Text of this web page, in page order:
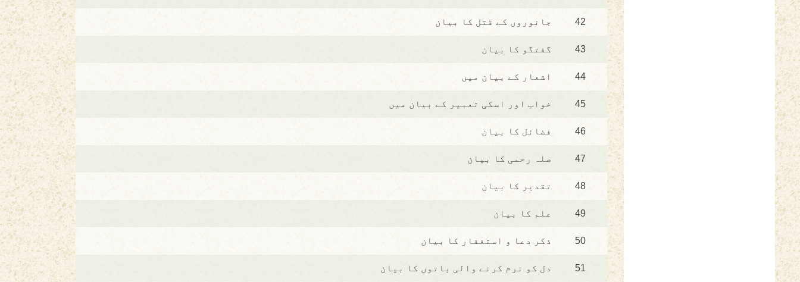
42 جانوروں کے قتل کا بیان
43 گفتگو کا بیان
44 اشعار کے بیان میں
45 خواب اور اسکی تعبیر کے بیان میں
46 فضائل کا بیان
47 صلہ رحمی کا بیان
48 تقدیر کا بیان
49 علم کا بیان
50 ذکر دعا و استغفار کا بیان
51 دل کو نرم کرنے والی باتوں کا بیان